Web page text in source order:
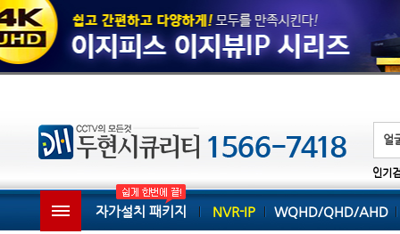
인기
자가설치 패키지 NVR-IP WQHD/QHD/AHD